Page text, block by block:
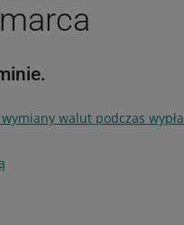
walut podczas